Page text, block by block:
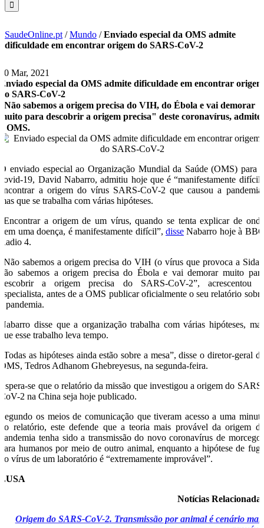
SaudeOnline.pt /Mundo /Enviado especial da OMS admite
dificuldade em encontrar origem do SARS-CoV-2
30 Mar, 2021
Enviado especial da OMS admite dificuldade em encontrar origem
do SARS-CoV-2
“Não sabemos a origem precisa do VIH, do Ébola e vai demorar
muito para descobrir a origem precisa" deste coronavírus, admite
a OMS.
O enviado especial ao Organização Mundial da Saúde (OMS) para a
covid-19, David Nabarro, admitiu hoje que é “manifestamente difícil”
encontrar a origem do vírus SARS-CoV-2 que causou a pandemia,
mas que se trabalha com várias hipóteses.
“Encontrar a origem de um vírus, quando se tenta explicar de onde
vem uma doença, é manifestamente difícil”, disseNabarro hoje à BBC
Radio 4.
“Não sabemos a origem precisa do VIH (o vírus que provoca a Sida),
não sabemos a origem precisa do Ébola e vai demorar muito para
descobrir a origem precisa do SARS-CoV-2”, acrescentou o
especialista, antes de a OMS publicar oficialmente o seu relatório sobre
a pandemia.
Nabarro disse que a organização trabalha com várias hipóteses, mas
que esse trabalho leva tempo.
“Todas as hipóteses ainda estão sobre a mesa”, disse o diretor-geral da
OMS, Tedros Adhanom Ghebreyesus, na segunda-feira.
Espera-se que o relatório da missão que investigou a origem do SARS-
CoV-2 na China seja hoje publicado.
Segundo os meios de comunicação que tiveram acesso a uma minuta
do relatório, este defende que a teoria mais provável da origem da
pandemia tenha sido a transmissão do novo coronavírus de morcegos
para humanos por meio de outro animal, enquanto a hipótese de fuga
do vírus de um laboratório é “extremamente improvável”.
LUSA
Notícias Relacionadas
Origem do SARS-CoV-2. Transmissão por animal é cenário mais